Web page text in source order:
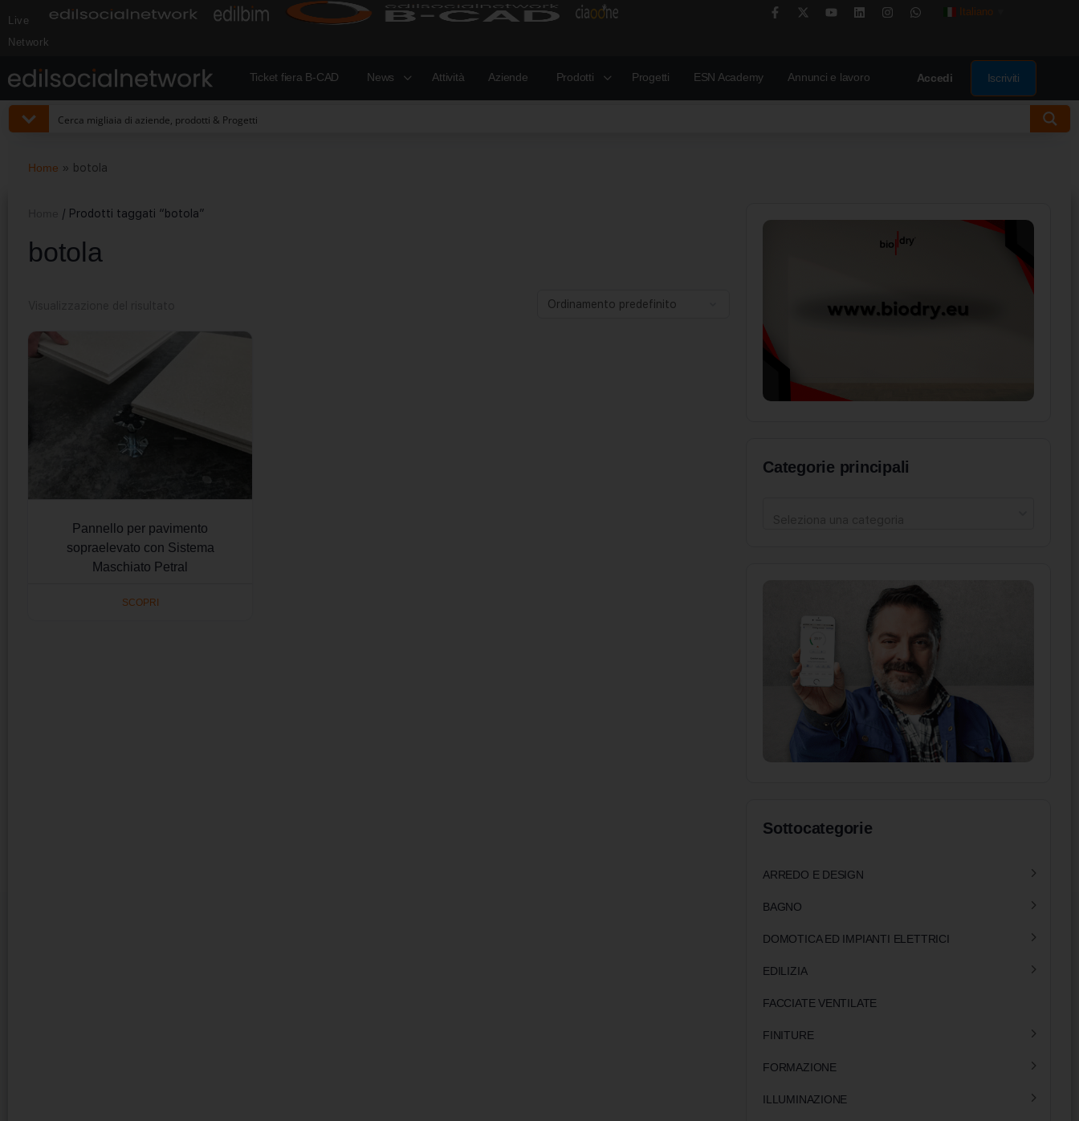
Live
Network
Italiano
Ticket fiera B-CAD News Attività Aziende Prodotti Progetti ESN Academy Annunci e lavoro Accedi Iscriviti
Home » botola
/ Prodotti taggati “botola”
botola
Pannello per pavimento
sopraelevato con Sistema
Maschiato Petral
SCOPRI
Categorie principali
Sottocategorie
ARREDO E DESIGN
BAGNO
DOMOTICA ED IMPIANTI ELETTRICI
EDILIZIA
FACCIATE VENTILATE
FINITURE
FORMAZIONE
ILLUMINAZIONE